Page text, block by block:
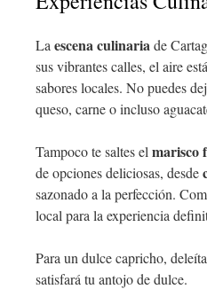
La escena culinariade
sus vibrantes calles, el aire
sabores locales. No puedes
queso, carne o incluso
Tampoco te saltes el marisco
de opciones deliciosas, desde
sazonado a la perfección.
local para la experiencia
Para un dulce capricho,
satisfará tu antojo de dulce.